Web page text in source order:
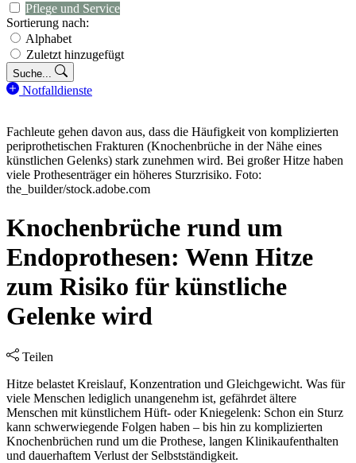
Pflege und Service
Sortierung nach:
Alphabet
Zuletzt hinzugefügt
Suche...
Notfalldienste
Fachleute gehen davon aus, dass die Häufigkeit von komplizierten
periprothetischen Frakturen (Knochenbrüche in der Nähe eines
künstlichen Gelenks) stark zunehmen wird. Bei großer Hitze haben
viele Prothesenträger ein höheres Sturzrisiko. Foto:
the_builder/stock.adobe.com
Knochenbrüche rund um
Endoprothesen: Wenn Hitze
zum Risiko für künstliche
Gelenke wird
Teilen
Hitze belastet Kreislauf, Konzentration und Gleichgewicht. Was für
viele Menschen lediglich unangenehm ist, gefährdet ältere
Menschen mit künstlichem Hüft- oder Kniegelenk: Schon ein Sturz
kann schwerwiegende Folgen haben – bis hin zu komplizierten
Knochenbrüchen rund um die Prothese, langen Klinikaufenthalten
und dauerhaftem Verlust der Selbstständigkeit.